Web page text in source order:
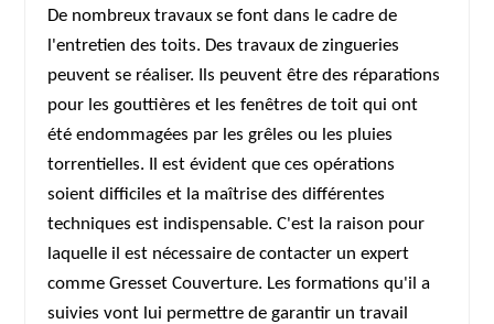
De nombreux travaux se font dans le cadre de
l'entretien des toits. Des travaux de zingueries
peuvent se réaliser. Ils peuvent être des réparations
pour les gouttières et les fenêtres de toit qui ont
été endommagées par les grêles ou les pluies
torrentielles. Il est évident que ces opérations
soient difficiles et la maîtrise des différentes
techniques est indispensable. C'est la raison pour
laquelle il est nécessaire de contacter un expert
comme Gresset Couverture. Les formations qu'il a
suivies vont lui permettre de garantir un travail